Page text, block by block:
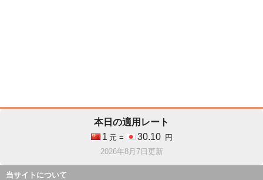
本日の適用レート
1 元 = 30.10
円
2026年8月7日更新
当サイトについて